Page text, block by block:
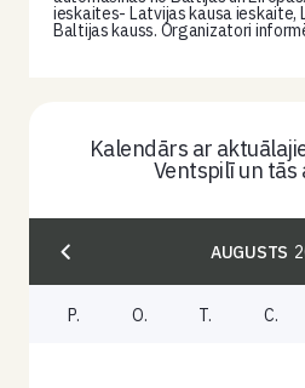
ieskaites- Latvijas kausa ieskaite,
Baltijas kauss. Organizatori
Kalendārs ar
Ventspilī un
AUGUSTS
P. O. T. C.